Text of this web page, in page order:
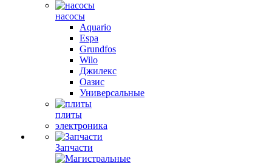
насосы
Aquario
Espa
Grundfos
Wilo
Джилекс
Оазис
Универсальные
плиты
электроника
Запчасти